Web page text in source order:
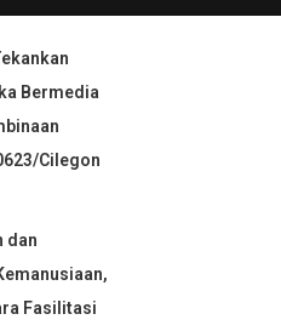
Bermedia
Cilegon
dan
Fasilitasi